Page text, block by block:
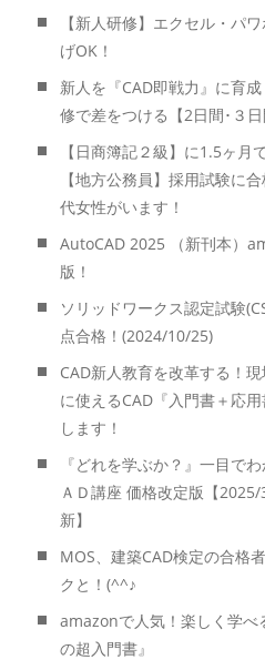
【新人研修】エクセル・パ
げOK！
新人を『CAD即戦力』に育
修で差をつける【2日間･３日
【日商簿記２級】に1.5ヶ月
【地方公務員】採用試験に
代女性がいます！
AutoCAD 2025 （新刊本）
版！
ソリッドワークス認定試験
点合格！(2024/10/25)
CAD新人教育を改革する！
に使えるCAD『入門書＋応
します！
『どれを学ぶか？』一目で
ＡＤ講座 価格改定版【
新】
MOS、建築CAD検定の合格
クと！(^^♪
amazonで人気！楽しく学べ
の超入門書』